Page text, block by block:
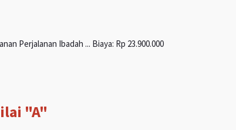
Perjalanan Ibadah ... Biaya: Rp 23.900.000
"A"